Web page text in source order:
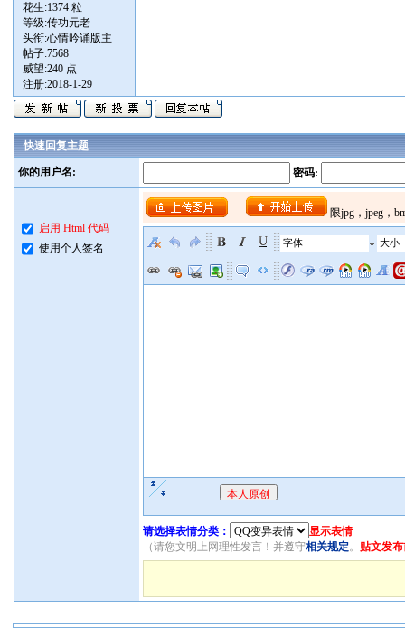
花生:1374 粒
等级:传功元老
头衔:心情吟诵版主
帖子:7568
威望:240 点
注册:2018-1-29
快速回复主题
你的用户名: 密码:
启用 Html 代码
使用个人签名
字体 大小
请选择表情分类：
显示表情
（请您文明上网理性发言！并遵守相关规定。 贴文发